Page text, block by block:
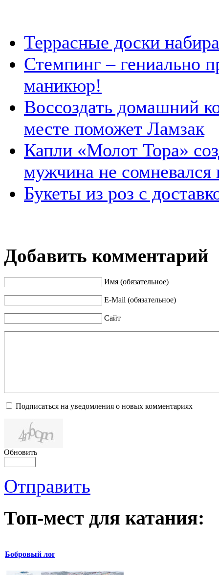
Террасные доски
Стемпинг – гениально
маникюр!
Воссоздать домашний
месте поможет Ламзак
Капли «Молот Тора»
мужчина не сомневался
Букеты из роз с
Добавить комментарий
Имя (обязательное)
E-Mail (обязательное)
Сайт
Подписаться на уведомления о новых комментариях
Обновить
Отправить
Топ-мест для катания:
Бобровый лог